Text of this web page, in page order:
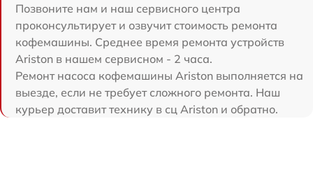
Позвоните нам и наш сервисного центра
проконсультирует и озвучит стоимость ремонта
кофемашины. Среднее время ремонта устройств
Ariston в нашем сервисном - 2 часа.
Ремонт насоса кофемашины Ariston выполняется на
выезде, если не требует сложного ремонта. Наш
курьер доставит технику в сц Ariston и обратно.